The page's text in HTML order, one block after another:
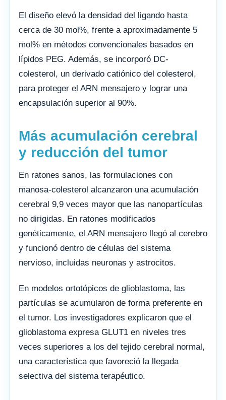
El diseño elevó la densidad del ligando hasta
cerca de 30 mol%, frente a aproximadamente 5
mol% en métodos convencionales basados en
lípidos PEG. Además, se incorporó DC-
colesterol, un derivado catiónico del colesterol,
para proteger el ARN mensajero y lograr una
encapsulación superior al 90%.
Más acumulación cerebral
y reducción del tumor
En ratones sanos, las formulaciones con
manosa-colesterol alcanzaron una acumulación
cerebral 9,9 veces mayor que las nanopartículas
no dirigidas. En ratones modificados
genéticamente, el ARN mensajero llegó al cerebro
y funcionó dentro de células del sistema
nervioso, incluidas neuronas y astrocitos.
En modelos ortotópicos de glioblastoma, las
partículas se acumularon de forma preferente en
el tumor. Los investigadores explicaron que el
glioblastoma expresa GLUT1 en niveles tres
veces superiores a los del tejido cerebral normal,
una característica que favoreció la llegada
selectiva del sistema terapéutico.